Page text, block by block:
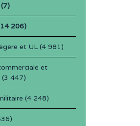
206)
et UL(4 981)
et
(3 447)
(4 248)